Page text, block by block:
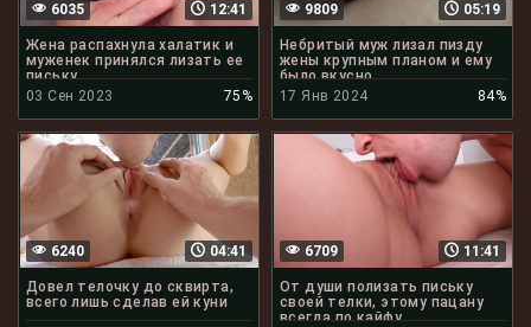
12:41
6035
Жена распахнула халатик и
муженек принялся лизать ее
письку
03 Сен 2023
75%
05:19
9809
Небритый муж лизал пизду
жены крупным планом и ему
было вкусно
17 Янв 2024
84%
04:41
6240
Довел телочку до сквирта,
всего лишь сделав ей куни
11:41
6709
От души полизать письку
своей телки, этому пацану
всегда по кайфу